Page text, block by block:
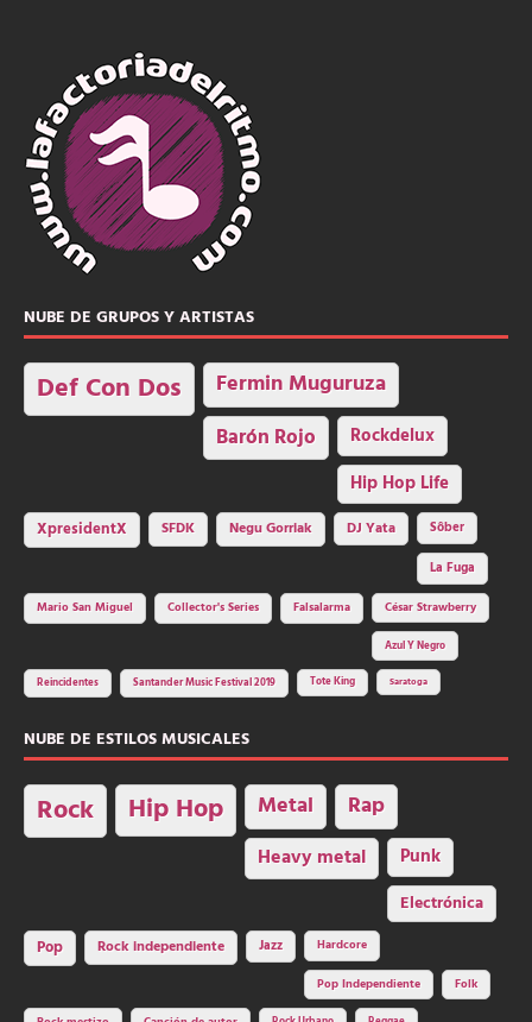
NUBE DE GRUPOS Y ARTISTAS
Def Con Dos Fermin Muguruza
Barón Rojo Rockdelux
Hip Hop Life
XpresidentX SFDK Negu Gorriak DJ Yata
Sôber
La Fuga
Mario San Miguel
Collector's Series Falsalarma César Strawberry
Azul Y Negro
Reincidentes Santander Music Festival 2019 Tote King Saratoga
NUBE DE ESTILOS MUSICALES
Rock Hip Hop Metal Rap
Heavy metal Punk
Electrónica
Pop Rock independiente Jazz Hardcore
Pop Independiente Folk